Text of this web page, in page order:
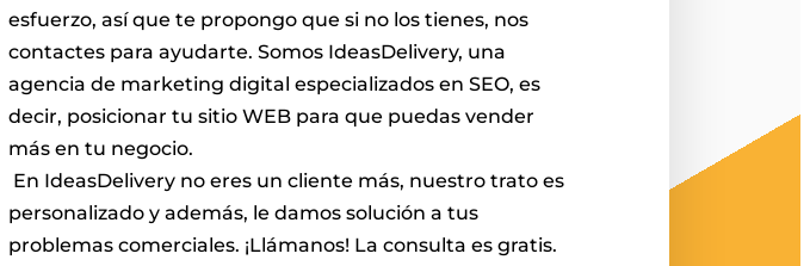
esfuerzo, así que te propongo que si no los tienes, nos
contactes para ayudarte. Somos IdeasDelivery, una
agencia de marketing digital especializados en SEO, es
decir, posicionar tu sitio WEB para que puedas vender
más en tu negocio.
personalizado y además, le damos solución a tus
problemas comerciales. ¡Llámanos! La consulta es gratis.